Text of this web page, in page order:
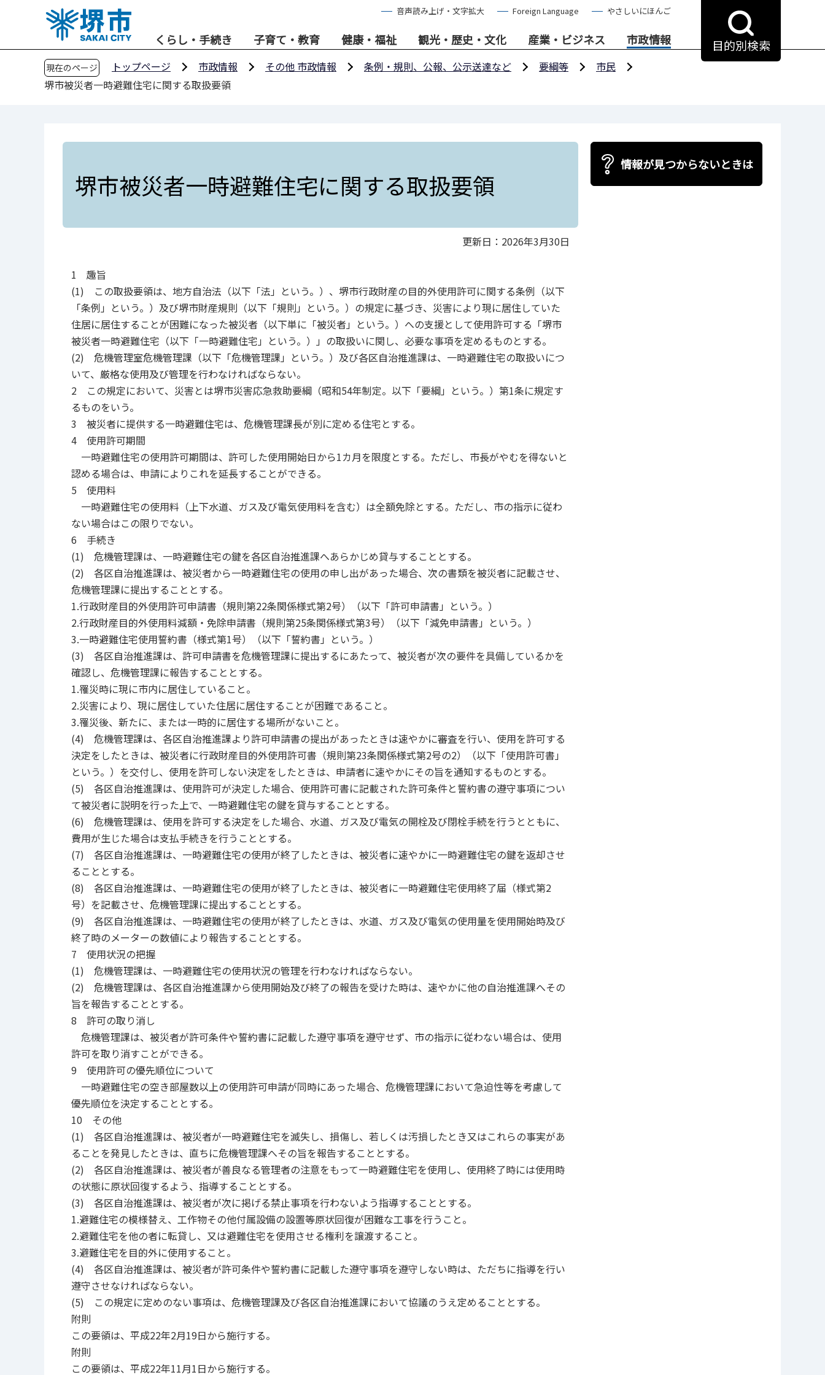
音声読み上げ・文字拡大 Foreign Language やさしいにほんご
くらし・手続き 子育て・教育 健康・福祉 観光・歴史・文化 産業・ビジネス 市政情報 目的別検索
現在のページ トップページ 市政情報 その他 市政情報 条例・規則、公報、公示送達など 要綱等
市民
堺市被災者一時避難住宅に関する取扱要領
堺市被災者一時避難住宅に関する取扱要領
更新日：2026年3月30日
1 趣旨
(1) この取扱要領は、地方自治法（以下「法」という。）、堺市行政財産の目的外使用許可に関する条例（以下
「条例」という。）及び堺市財産規則（以下「規則」という。）の規定に基づき、災害により現に居住していた
住居に居住することが困難になった被災者（以下単に「被災者」という。）への支援として使用許可する「堺市
被災者一時避難住宅（以下「一時避難住宅」という。）」の取扱いに関し、必要な事項を定めるものとする。
(2) 危機管理室危機管理課（以下「危機管理課」という。）及び各区自治推進課は、一時避難住宅の取扱いにつ
いて、厳格な使用及び管理を行わなければならない。
2 この規定において、災害とは堺市災害応急救助要綱（昭和54年制定。以下「要綱」という。）第1条に規定す
るものをいう。
3 被災者に提供する一時避難住宅は、危機管理課長が別に定める住宅とする。
4 使用許可期間
一時避難住宅の使用許可期間は、許可した使用開始日から1カ月を限度とする。ただし、市長がやむを得ないと
認める場合は、申請によりこれを延長することができる。
5 使用料
一時避難住宅の使用料（上下水道、ガス及び電気使用料を含む）は全額免除とする。ただし、市の指示に従わ
ない場合はこの限りでない。
6 手続き
(1) 危機管理課は、一時避難住宅の鍵を各区自治推進課へあらかじめ貸与することとする。
(2) 各区自治推進課は、被災者から一時避難住宅の使用の申し出があった場合、次の書類を被災者に記載させ、
危機管理課に提出することとする。
1.行政財産目的外使用許可申請書（規則第22条関係様式第2号）（以下「許可申請書」という。）
2.行政財産目的外使用料減額・免除申請書（規則第25条関係様式第3号）（以下「減免申請書」という。）
3.一時避難住宅使用誓約書（様式第1号）（以下「誓約書」という。）
(3) 各区自治推進課は、許可申請書を危機管理課に提出するにあたって、被災者が次の要件を具備しているかを
確認し、危機管理課に報告することとする。
1.罹災時に現に市内に居住していること。
2.災害により、現に居住していた住居に居住することが困難であること。
3.罹災後、新たに、または一時的に居住する場所がないこと。
(4) 危機管理課は、各区自治推進課より許可申請書の提出があったときは速やかに審査を行い、使用を許可する
決定をしたときは、被災者に行政財産目的外使用許可書（規則第23条関係様式第2号の2）（以下「使用許可書」
という。）を交付し、使用を許可しない決定をしたときは、申請者に速やかにその旨を通知するものとする。
(5) 各区自治推進課は、使用許可が決定した場合、使用許可書に記載された許可条件と誓約書の遵守事項につい
て被災者に説明を行った上で、一時避難住宅の鍵を貸与することとする。
(6) 危機管理課は、使用を許可する決定をした場合、水道、ガス及び電気の開栓及び閉栓手続を行うとともに、
費用が生じた場合は支払手続きを行うこととする。
(7) 各区自治推進課は、一時避難住宅の使用が終了したときは、被災者に速やかに一時避難住宅の鍵を返却させ
ることとする。
(8) 各区自治推進課は、一時避難住宅の使用が終了したときは、被災者に一時避難住宅使用終了届（様式第2
号）を記載させ、危機管理課に提出することとする。
(9) 各区自治推進課は、一時避難住宅の使用が終了したときは、水道、ガス及び電気の使用量を使用開始時及び
終了時のメーターの数値により報告することとする。
7 使用状況の把握
(1) 危機管理課は、一時避難住宅の使用状況の管理を行わなければならない。
(2) 危機管理課は、各区自治推進課から使用開始及び終了の報告を受けた時は、速やかに他の自治推進課へその
旨を報告することとする。
8 許可の取り消し
危機管理課は、被災者が許可条件や誓約書に記載した遵守事項を遵守せず、市の指示に従わない場合は、使用
許可を取り消すことができる。
9 使用許可の優先順位について
一時避難住宅の空き部屋数以上の使用許可申請が同時にあった場合、危機管理課において急迫性等を考慮して
優先順位を決定することとする。
10 その他
(1) 各区自治推進課は、被災者が一時避難住宅を滅失し、損傷し、若しくは汚損したとき又はこれらの事実があ
ることを発見したときは、直ちに危機管理課へその旨を報告することとする。
(2) 各区自治推進課は、被災者が善良なる管理者の注意をもって一時避難住宅を使用し、使用終了時には使用時
の状態に原状回復するよう、指導することとする。
(3) 各区自治推進課は、被災者が次に掲げる禁止事項を行わないよう指導することとする。
1.避難住宅の模様替え、工作物その他付属設備の設置等原状回復が困難な工事を行うこと。
2.避難住宅を他の者に転貸し、又は避難住宅を使用させる権利を譲渡すること。
3.避難住宅を目的外に使用すること。
(4) 各区自治推進課は、被災者が許可条件や誓約書に記載した遵守事項を遵守しない時は、ただちに指導を行い
遵守させなければならない。
(5) この規定に定めのない事項は、危機管理課及び各区自治推進課において協議のうえ定めることとする。
附則
この要領は、平成22年2月19日から施行する。
附則
この要領は、平成22年11月1日から施行する。
情報が見つからないときは